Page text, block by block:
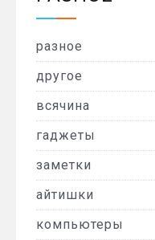
разное
другое
всячина
гаджеты
заметки
айтишки
компьютеры